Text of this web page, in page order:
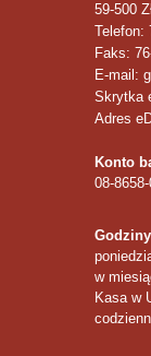
59-500
Telefon:
Faks:
E-mail:
Skrytka
Adres
Konto
08-
w
Kasa w